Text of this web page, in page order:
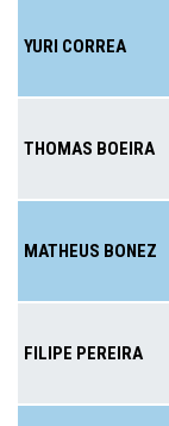
YURI CORREA
THOMAS BOEIRA
MATHEUS BONEZ
FILIPE PEREIRA